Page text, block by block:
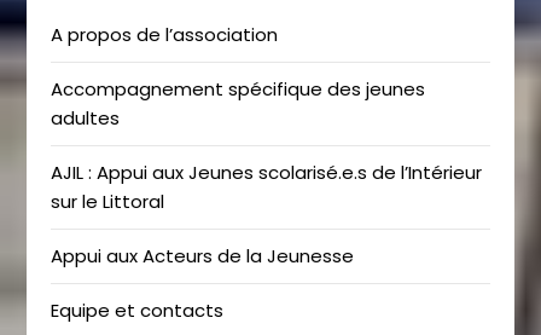
A propos de l’association
Accompagnement spécifique des jeunes
adultes
AJIL : Appui aux Jeunes scolarisé.e.s de l’Intérieur
sur le Littoral
Appui aux Acteurs de la Jeunesse
Equipe et contacts